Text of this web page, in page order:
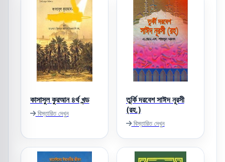
কাসাসুল কুরআন ৪র্থ খন্ড
বিস্তারিত দেখুন
তুর্কি দরবেশ সাঈদ নূরসী
(রহ.)
বিস্তারিত দেখুন